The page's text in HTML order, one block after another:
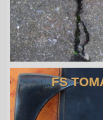
FS